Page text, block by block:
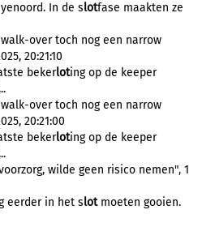
In de slotfase maakten ze
walk-over toch nog een narrow
20:21:10
bekerloting op de keeper
walk-over toch nog een narrow
20:21:00
bekerloting op de keeper
wilde geen risico nemen", 1
eerder in het slotmoeten gooien.